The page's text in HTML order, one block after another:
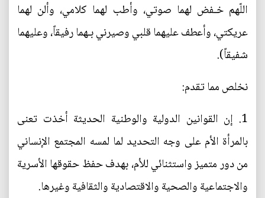
اللّهم خـفض لهما صوتي، وأطب لهما كلامي، وألن لهما
عريكتي، وأعطف عليهما قلبي وصيرني بـهما رفيقاً، وعليهما
شفيقاً‌).
نخلص مما تقدم:
1. إن القوانين الدولية والوطنية الحديثة أخذت تعنى
بالمرأة الأم على وجه التحديد لما لمسه المجتمع الإنساني
من دور متميز واستثنائي للأم، بهدف حفظ حقوقها الأسرية
والاجتماعية والصحية والاقتصادية والثقافية وغيرها.